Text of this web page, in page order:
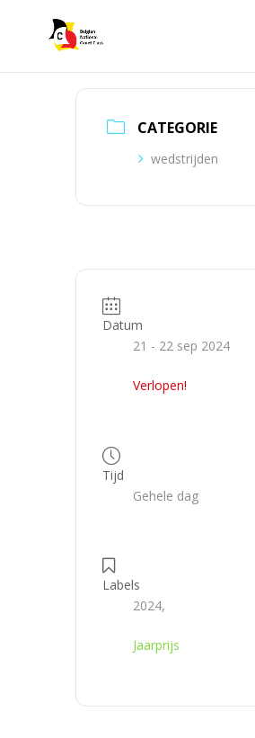
CATEGORIE
wedstrijden
Datum
21 - 22 sep 2024
Verlopen!
Tijd
Gehele dag
Labels
2024,
Jaarprijs